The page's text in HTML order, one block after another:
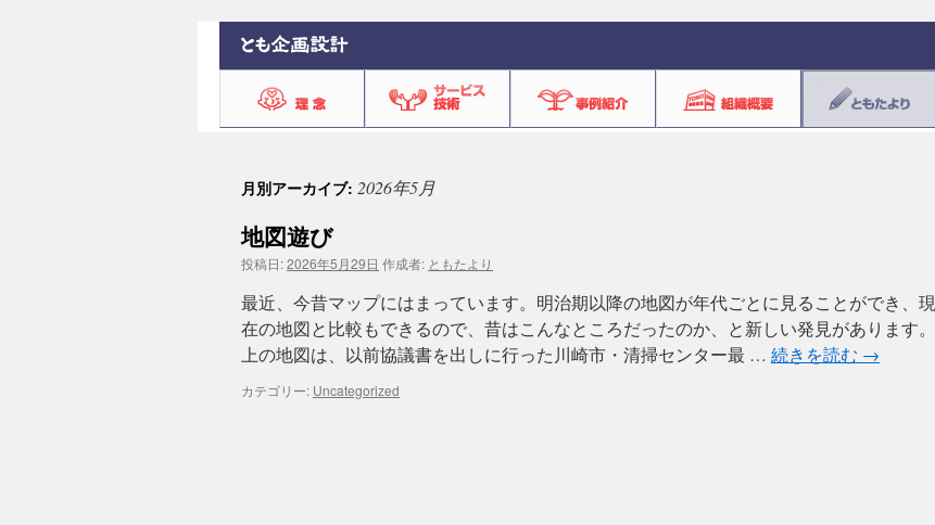
月別アーカイブ: 2026年5月
地図遊び
投稿日:2026年5月29日 作成者: ともたより
最近、今昔マップにはまっています。明治期以降の地図が年代ごとに見ることができ、現
在の地図と比較もできるので、昔はこんなところだったのか、と新しい発見があります。
上の地図は、以前協議書を出しに行った川崎市・清掃センター最 … 続きを読む →
カテゴリー: Uncategorized